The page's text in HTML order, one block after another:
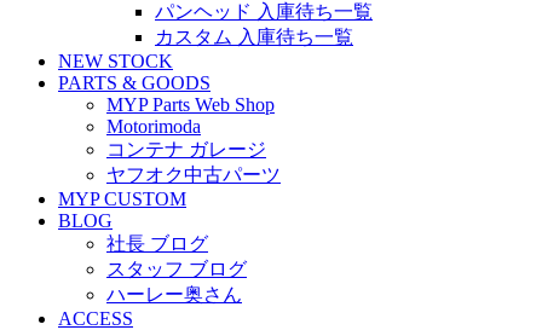
パンヘッド 入庫待ち一覧
カスタム 入庫待ち一覧
NEW STOCK
PARTS & GOODS
MYP Parts Web Shop
Motorimoda
コンテナ ガレージ
ヤフオク中古パーツ
MYP CUSTOM
BLOG
社長 ブログ
スタッフ ブログ
ハーレー奥さん
ACCESS